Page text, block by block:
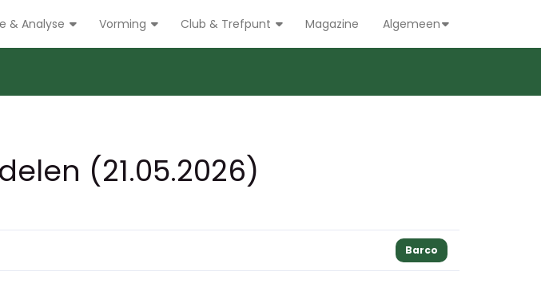
& Analyse Vorming Club & Trefpunt Magazine Algemeen
(21.05.2026)
Barco